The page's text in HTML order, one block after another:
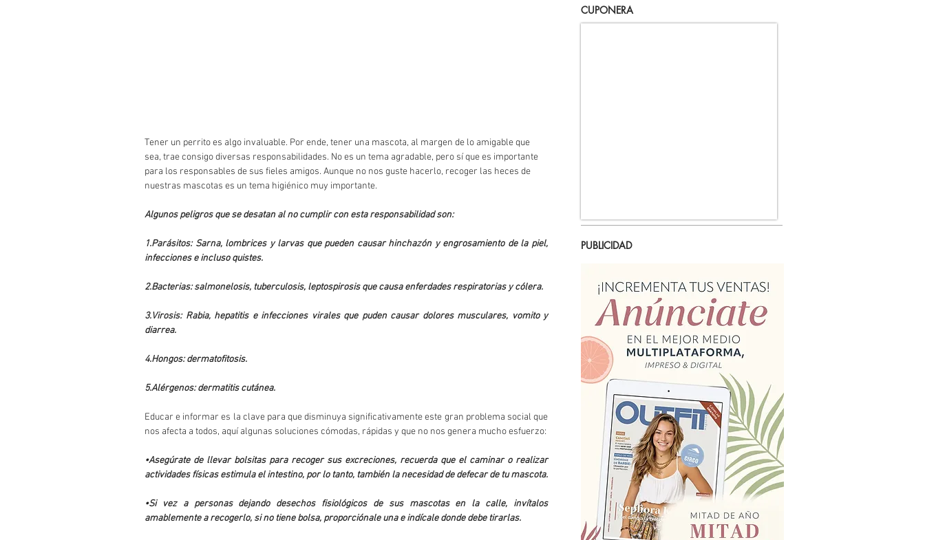
Tener un perrito es algo invaluable. Por ende, tener una mascota, al margen de lo amigable que
sea, trae consigo diversas responsabilidades. No es un tema agradable, pero sí que es importante
para los responsables de sus fieles amigos. Aunque no nos guste hacerlo, recoger las heces de
nuestras mascotas es un tema higiénico muy importante.
Algunos peligros que se desatan al no cumplir con esta responsabilidad son:
1.Parásitos: Sarna, lombrices y larvas que pueden causar hinchazón y engrosamiento de la piel,
infecciones e incluso quistes.
2.Bacterias: salmonelosis, tuberculosis, leptospirosis que causa enferdades respiratorias y cólera.
3.Virosis: Rabia, hepatitis e infecciones virales que puden causar dolores musculares, vomito y
diarrea.
4.Hongos: dermatofitosis.
5.Alérgenos: dermatitis cutánea.
Educar e informar es la clave para que disminuya significativamente este gran problema social que
nos afecta a todos, aquí algunas soluciones cómodas, rápidas y que no nos genera mucho esfuerzo:
•Asegúrate de llevar bolsitas para recoger sus excreciones, recuerda que el caminar o realizar
actividades físicas estimula el intestino, por lo tanto, también la necesidad de defecar de tu mascota.
•Si vez a personas dejando desechos fisiológicos de sus mascotas en la calle, invítalos
amablemente a recogerlo, si no tiene bolsa, proporciónale una e indícale donde debe tirarlas.
CUPONERA
PUBLICIDAD